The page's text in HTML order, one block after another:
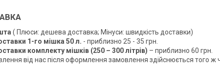
( Плюси: дешева доставка; Мінуси: швидкість доставки)
1-го мішка 50 л. - приблизно 25 - 35 грн.
комплекту мішків (250 – 300 літрів) – приблизно 60 грн.
від нас після оформлення замовлення здійснюється того ж